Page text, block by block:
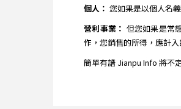
個人： 您如果是以個人名
營利事業： 但您如果是常
作，您銷售的所得，應計
簡單有譜 Jianpu Info 將不